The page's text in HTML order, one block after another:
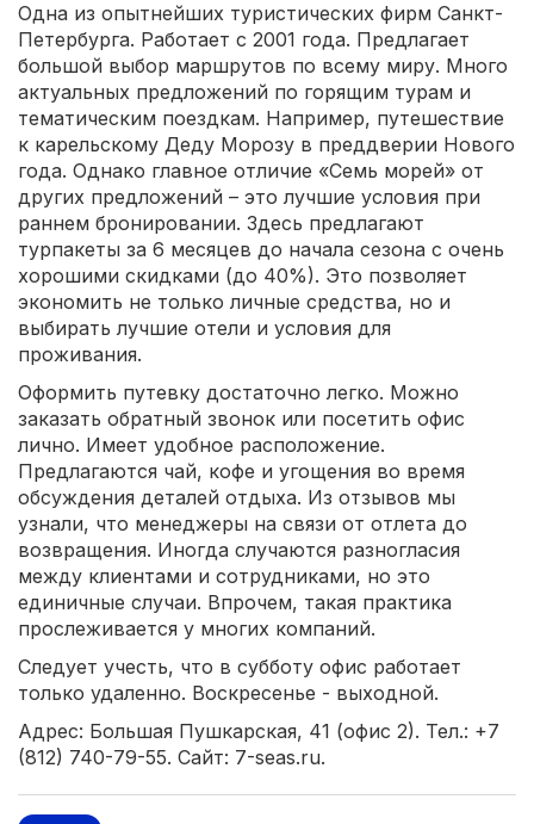
Одна из опытнейших туристических фирм Санкт-
Петербурга. Работает с 2001 года. Предлагает
большой выбор маршрутов по всему миру. Много
актуальных предложений по горящим турам и
тематическим поездкам. Например, путешествие
к карельскому Деду Морозу в преддверии Нового
года. Однако главное отличие «Семь морей» от
других предложений – это лучшие условия при
раннем бронировании. Здесь предлагают
турпакеты за 6 месяцев до начала сезона с очень
хорошими скидками (до 40%). Это позволяет
экономить не только личные средства, но и
выбирать лучшие отели и условия для
проживания.
Оформить путевку достаточно легко. Можно
заказать обратный звонок или посетить офис
лично. Имеет удобное расположение.
Предлагаются чай, кофе и угощения во время
обсуждения деталей отдыха. Из отзывов мы
узнали, что менеджеры на связи от отлета до
возвращения. Иногда случаются разногласия
между клиентами и сотрудниками, но это
единичные случаи. Впрочем, такая практика
прослеживается у многих компаний.
Следует учесть, что в субботу офис работает
только удаленно. Воскресенье - выходной.
Адрес: Большая Пушкарская, 41 (офис 2). Тел.: +7
(812) 740-79-55. Сайт: 7-seas.ru.